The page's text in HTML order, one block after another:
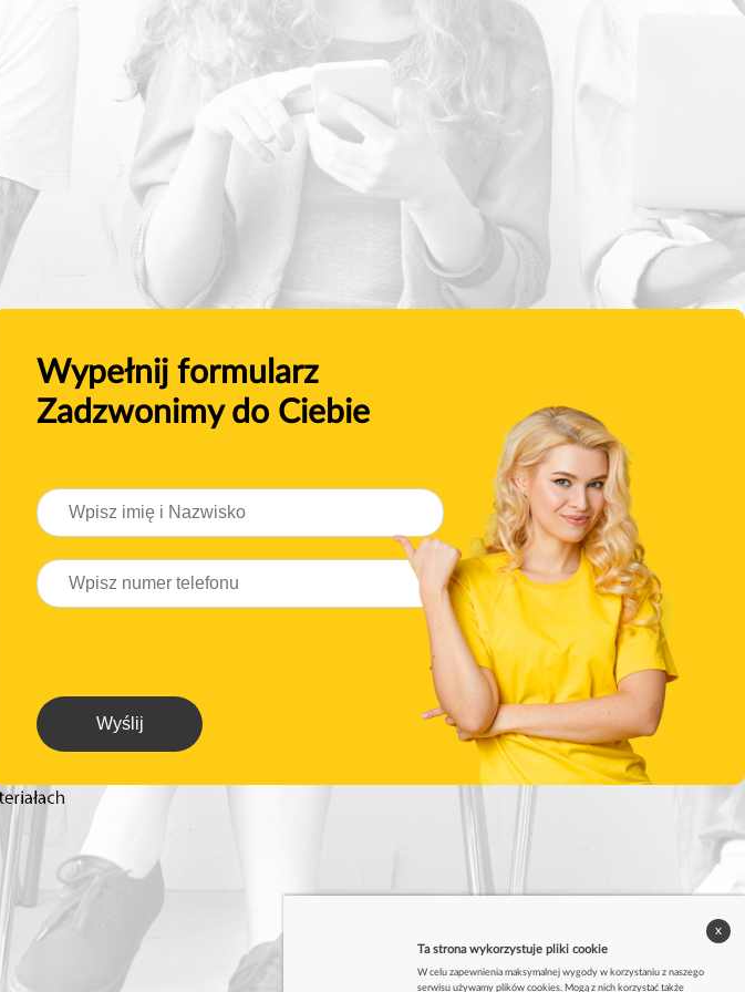
Wypełnij formularz
Zadzwonimy do Ciebie
Wyślij
Ta strona wykorzystuje pliki cookie
W celu zapewnienia maksymalnej wygody w korzystaniu z naszego
serwisu używamy plików cookies. Mogą z nich korzystać także
x